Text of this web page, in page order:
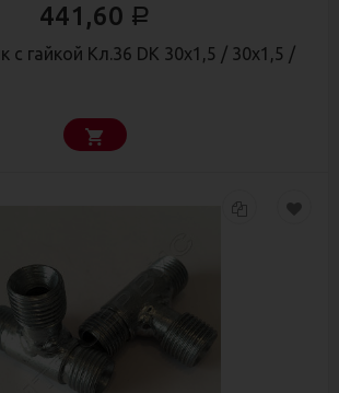
441,60 Р
с гайкой Кл.36 DK 30х1,5 / 30х1,5 /